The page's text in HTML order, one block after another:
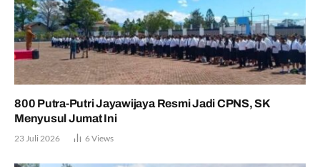
800 Putra-Putri Jayawijaya Resmi Jadi CPNS, SK
Menyusul Jumat Ini
23 Juli 2026 6Views